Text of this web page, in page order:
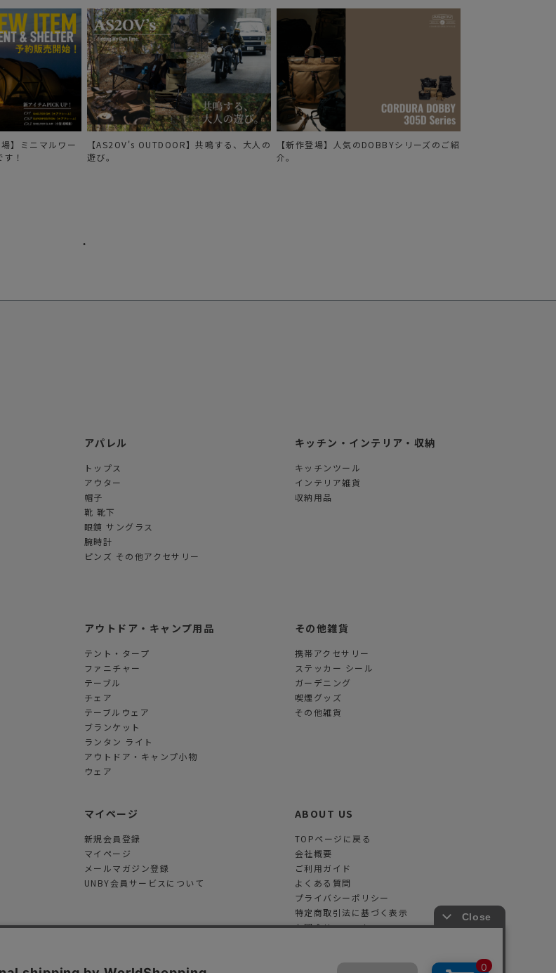
】ミニマルワー
！
【AS2OV's OUTDOOR】共鳴する、大人の
遊び。
【新作登場】人気のDOBBYシリーズのご紹
介。
アパレル
トップス
アウター
帽子
靴 靴下
眼鏡 サングラス
腕時計
ピンズ その他アクセサリー
キッチン・インテリア・収納
キッチンツール
インテリア雑貨
収納用品
アウトドア・キャンプ用品
テント・タープ
ファニチャー
テーブル
チェア
テーブルウェア
ブランケット
ランタン ライト
アウトドア・キャンプ小物
ウェア
その他雑貨
携帯アクセサリー
ステッカー シール
ガーデニング
喫煙グッズ
その他雑貨
マイページ
新規会員登録
マイページ
メールマガジン登録
UNBY会員サービスについて
ABOUT US
TOPページに戻る
会社概要
ご利用ガイド
よくある質問
プライバシーポリシー
特定商取引法に基づく表示
お問合せフォーム